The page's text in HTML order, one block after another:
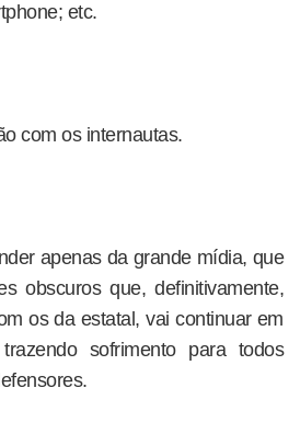
etc.
com os internautas.
apenas da grande mídia, que
obscuros que, definitivamente,
os da estatal, vai continuar em
sofrimento para todos